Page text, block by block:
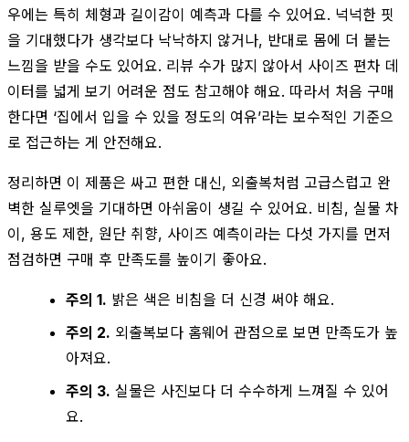
우에는 특히 체형과 길이감이 예측과 다를 수 있어요. 넉넉한 핏
을 기대했다가 생각보다 낙낙하지 않거나, 반대로 몸에 더 붙는
느낌을 받을 수도 있어요. 리뷰 수가 많지 않아서 사이즈 편차 데
이터를 넓게 보기 어려운 점도 참고해야 해요. 따라서 처음 구매
한다면 ‘집에서 입을 수 있을 정도의 여유’라는 보수적인 기준으
로 접근하는 게 안전해요.
정리하면 이 제품은 싸고 편한 대신, 외출복처럼 고급스럽고 완
벽한 실루엣을 기대하면 아쉬움이 생길 수 있어요. 비침, 실물 차
이, 용도 제한, 원단 취향, 사이즈 예측이라는 다섯 가지를 먼저
점검하면 구매 후 만족도를 높이기 좋아요.
주의 1. 밝은 색은 비침을 더 신경 써야 해요.
주의 2. 외출복보다 홈웨어 관점으로 보면 만족도가 높
아져요.
주의 3. 실물은 사진보다 더 수수하게 느껴질 수 있어
요.